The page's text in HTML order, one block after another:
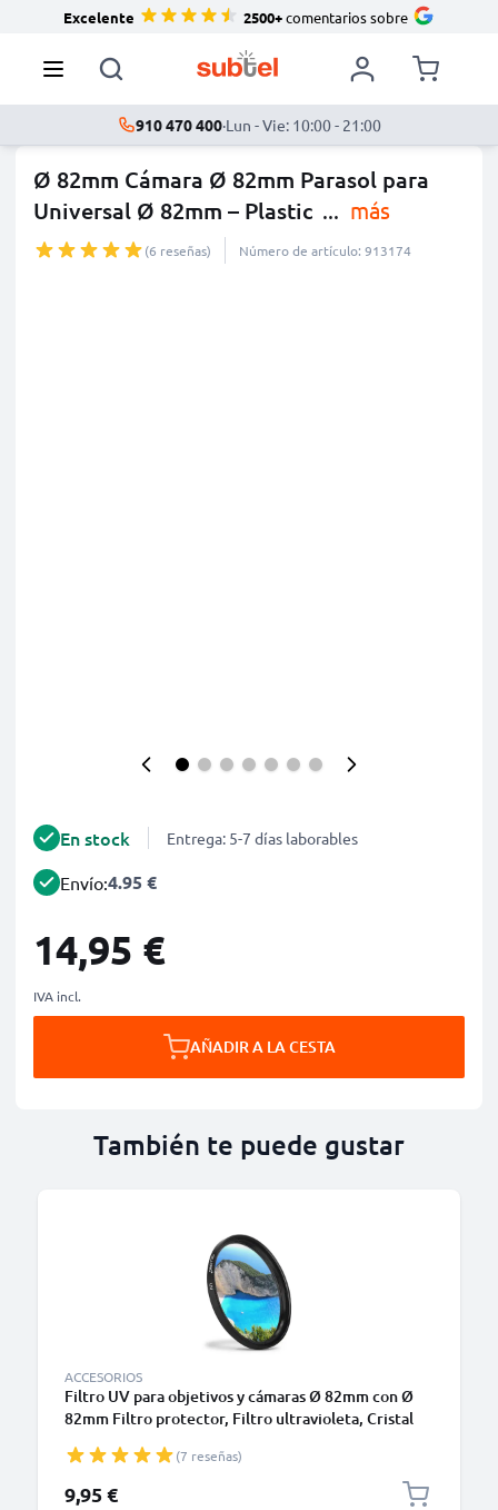
Excelente 2500+comentarios sobre
910 470 400·Lun - Vie: 10:00 - 21:00
Ø 82mm Cámara Ø 82mm Parasol para
Universal Ø 82mm – Plastic ... más
(6 reseñas) Número de artículo: 913174
En stock Entrega: 5-7 días laborables
Envío:4.95 €
14,95 €
IVA incl.
AÑADIR A LA CESTA
También te puede gustar
ACCESORIOS
Filtro UV para objetivos y cámaras Ø 82mm con Ø
82mm Filtro protector, Filtro ultravioleta, Cristal
(7 reseñas)
9,95 €